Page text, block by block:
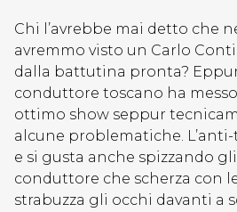
Chi l’avrebbe mai detto che
avremmo visto un Carlo
dalla battutina pronta?
conduttore toscano ha
ottimo show seppur
alcune problematiche.
e si gusta anche spizzando
conduttore che scherza con
strabuzza gli occhi davanti a